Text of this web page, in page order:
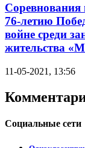
76-летию
войне среди
жительства
11-05-2021, 13:56
Социальные сети